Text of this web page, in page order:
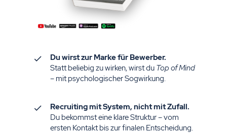
Du wirst zur Marke für Bewerber.
Statt beliebig zu wirken, wirst du Top of Mind
– mit psychologischer Sogwirkung.
Recruiting mit System, nicht mit Zufall.
Du bekommst eine klare Struktur – vom
ersten Kontakt bis zur finalen Entscheidung.